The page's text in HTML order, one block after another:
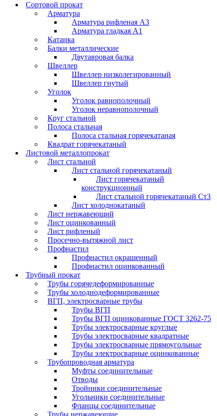
Сортовой прокат
Арматура
Арматура рифленая А3
Арматура гладкая А1
Катанка
Балки металлические
Двутавровая балка
Швеллер
Швеллер низколегированный
Швеллер гнутый
Уголок
Уголок равнополочный
Уголок неравнополочный
Круг стальной
Полоса стальная
Полоса стальная горячекатаная
Квадрат горячекатаный
Листовой металлопрокат
Лист стальной
Лист стальной горячекатаный
Лист горячекатаный
конструкционный
Лист стальной горячекатаный Ст3
Лист холоднокатаный
Лист нержавеющий
Лист оцинкованный
Лист рифленый
Просечно-вытяжной лист
Профнастил
Профнастил окрашенный
Профнастил оцинкованный
Трубный прокат
Трубы горячедеформированные
Трубы холоднодеформированные
ВГП, электросварные трубы
Трубы ВГП
Трубы ВГП оцинкованные ГОСТ 3262-75
Трубы электросварные круглые
Трубы электросварные квадратные
Трубы электросварные прямоугольные
Трубы электросварные оцинкованные
Трубопроводная арматура
Муфты соединительные
Отводы
Тройники соединительные
Угольники соединительные
Фланцы соединительные
Трубы нержавеющие